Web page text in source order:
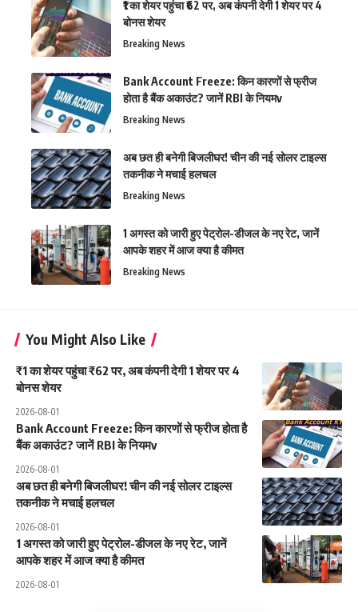
₹1 का शेयर पहुंचा ₹62 पर, अब कंपनी देगी 1 शेयर पर 4
बोनस शेयर
Breaking News
Bank Account Freeze: किन कारणों से फ्रीज
होता है बैंक अकाउंट? जानें RBI के नियमv
Breaking News
अब छत ही बनेगी बिजलीघर! चीन की नई सोलर टाइल्स
तकनीक ने मचाई हलचल
Breaking News
1 अगस्त को जारी हुए पेट्रोल-डीजल के नए रेट, जानें
आपके शहर में आज क्या है कीमत
Breaking News
You Might Also Like
₹1 का शेयर पहुंचा ₹62 पर, अब कंपनी देगी 1 शेयर पर 4
बोनस शेयर
2026-08-01
Bank Account Freeze: किन कारणों से फ्रीज होता है
बैंक अकाउंट? जानें RBI के नियमv
2026-08-01
अब छत ही बनेगी बिजलीघर! चीन की नई सोलर टाइल्स
तकनीक ने मचाई हलचल
2026-08-01
1 अगस्त को जारी हुए पेट्रोल-डीजल के नए रेट, जानें
आपके शहर में आज क्या है कीमत
2026-08-01